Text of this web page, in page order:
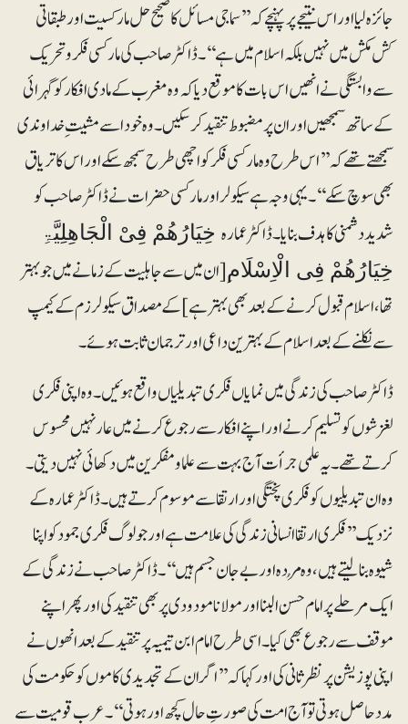
جائزہ لیا اور اس نتیجے پر پہنچے کہ ’’سماجی مسائل کا صحیح حل مارکسیت اورطبقاتی
کش مکش میں نہیں بلکہ اسلام میں ہے‘‘۔ ڈاکٹر صاحب کی مارکسی فکر و تحریک
سے وابستگی نے انھیں اس بات کا موقع دیا کہ وہ مغرب کے مادی افکار کوگہرائی
کے ساتھ سمجھیں اور ان پر مضبوط تنقیدکرسکیں۔ وہ خود اسے مشیت ِ خداوندی
سمجھتے تھے کہ ’’اس طرح وہ مارکسی فکر کو اچھی طرح سمجھ سکے اور اس کا تریاق
بھی سوچ سکے‘‘۔یہی وجہ ہے سیکولر اور مارکسی حضرات نے ڈاکٹر صاحب کو
شدید دشمنی کا ہدف بنایا۔ ڈاکٹر عمارہخِیَارُھُمْ فِیْ الْجَاھِلِیَّۃِ
خِیَارُھُمْ فِی الْاِسْلَامِ [ان میں سے جاہلیت کے زمانے میں جو بہتر
تھا، اسلام قبول کرنے کے بعد بھی بہتر ہے] کے مصداق سیکولرزم کے کیمپ
سے نکلنے کے بعد اسلام کے بہترین داعی اور ترجمان ثابت ہوئے۔
ڈاکٹر صاحب کی زندگی میں نمایاں فکری تبدیلیاں واقع ہوئیں۔ وہ اپنی فکری
لغزشوں کو تسلیم کرنے اور اپنے افکار سے رجوع کرنے میں عار نہیں محسوس
کرتےتھے۔ یہ علمی جرأت آج بہت سے علما و مفکرین میں دکھائی نہیں دیتی۔
وہ ان تبدیلیوں کو فکری پختگی اور ارتقا سے موسوم کرتے ہیں۔ ڈاکٹر عمارہ کے
نزدیک ’’فکری ارتقا انسانی زندگی کی علامت ہے اور جو لوگ فکری جمود کو اپنا
شیوہ بنالیتے ہیں، وہ مُردہ اور بے جان جسم ہیں‘‘۔ ڈاکٹر صاحب نے زندگی کے
ایک مرحلے پر امام حسن البنا اور مولانا مودودی پر بھی تنقید کی اور پھر اپنے
موقف سے رجوع بھی کیا۔ اسی طرح امام ابن تیمیہ پر تنقید کے بعد انھوں نے
اپنی پوزیشن پر نظرثانی کی اور کہا کہ ’’اگر ان کے تجدیدی کاموں کو حکومت کی
مدد حاصل ہوتی تو آج امت کی صورتِ حال کچھ اور ہوتی‘‘۔ عرب قومیت سے